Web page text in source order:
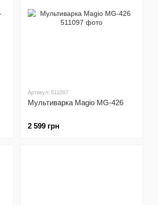
Артикул: 511097
Мультиварка Magio MG-426
2 599 грн